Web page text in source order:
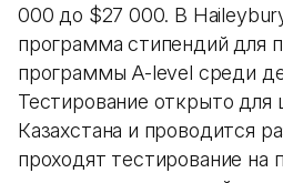
000 до $27 000. В
программа стипендий для
программы A-level среди
Тестирование открыто для
Казахстана и проводится
проходят тестирование на